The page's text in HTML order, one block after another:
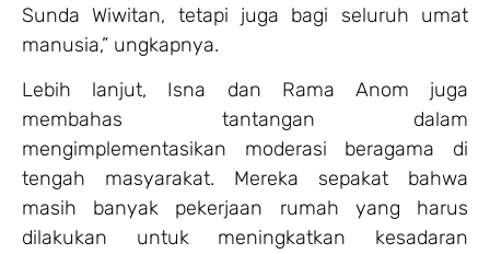
Sunda Wiwitan, tetapi juga bagi seluruh umat
manusia,” ungkapnya.
Lebih lanjut, Isna dan Rama Anom juga
membahas tantangan dalam
mengimplementasikan moderasi beragama di
tengah masyarakat. Mereka sepakat bahwa
masih banyak pekerjaan rumah yang harus
dilakukan untuk meningkatkan kesadaran